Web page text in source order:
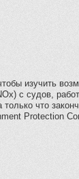
изучить
с судов,
что
Protection